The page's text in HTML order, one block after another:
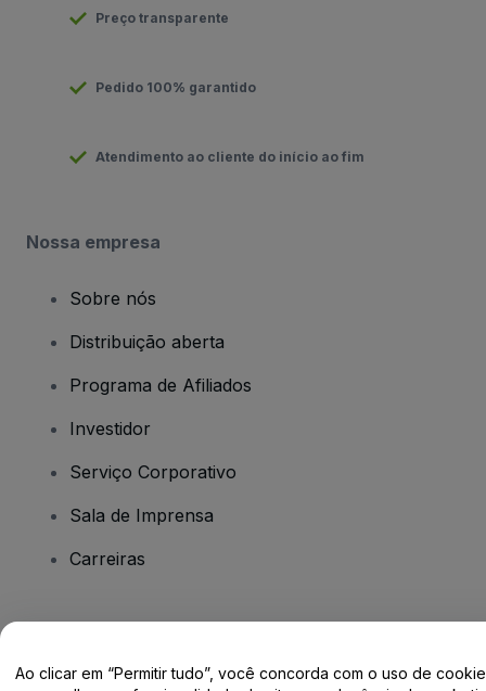
Preço transparente
Pedido 100% garantido
Atendimento ao cliente do início ao fim
Nossa empresa
Sobre nós
Distribuição aberta
Programa de Afiliados
Investidor
Serviço Corporativo
Sala de Imprensa
Carreiras
Ao clicar em “Permitir tudo”, você concorda com o uso de